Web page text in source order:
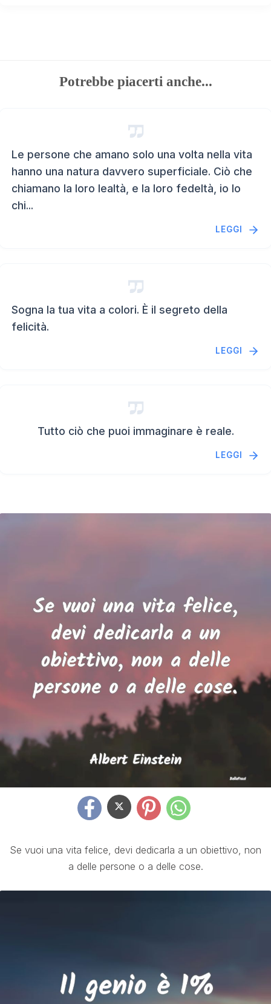
Potrebbe piacerti anche...
Le persone che amano solo una volta nella vita
hanno una natura davvero superficiale. Ciò che
chiamano la loro lealtà, e la loro fedeltà, io lo
chi...
LEGGI
Sogna la tua vita a colori. È il segreto della
felicità.
LEGGI
Tutto ciò che puoi immaginare è reale.
LEGGI
Se vuoi una vita felice, devi dedicarla a un obiettivo, non
a delle persone o a delle cose.